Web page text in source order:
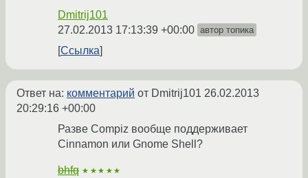
Dmitrij101
27.02.2013 17:13:39 +00:00 автор топика
Ссылка
Ответ на: комментарий от Dmitrij101 26.02.2013
20:29:16 +00:00
Разве Compiz вообще поддерживает
Cinnamon или Gnome Shell?
bhfq ★★★★★